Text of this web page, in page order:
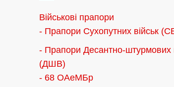
Військові прапори
- Прапори Сухопутних військ
- Прапори Десантно-штурмових
(ДШВ)
- 68 ОАеМБр